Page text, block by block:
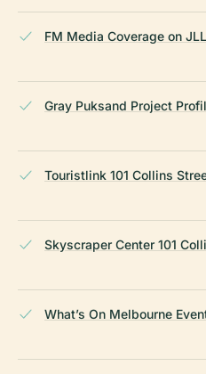
FM Media Coverage on
Gray Puksand Project
Touristlink 101 Collins
Skyscraper Center 101
What’s On Melbourne